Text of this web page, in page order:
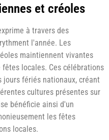
et créoles
à travers des
l'année. Les
maintiennent vivantes
locales. Ces célébrations
fériés nationaux, créant
cultures présentes sur
bénéficie ainsi d'un
les fêtes
locales.